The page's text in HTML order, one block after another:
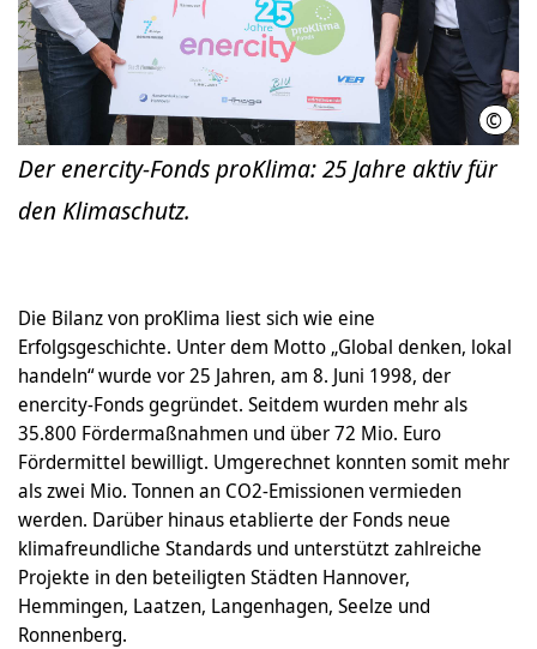
©
Der enercity-Fonds proKlima: 25 Jahre aktiv für
den Klimaschutz.
Die Bilanz von proKlima liest sich wie eine
Erfolgsgeschichte. Unter dem Motto „Global denken, lokal
handeln“ wurde vor 25 Jahren, am 8. Juni 1998, der
enercity-Fonds gegründet. Seitdem wurden mehr als
35.800 Fördermaßnahmen und über 72 Mio. Euro
Fördermittel bewilligt. Umgerechnet konnten somit mehr
als zwei Mio. Tonnen an CO2-Emissionen vermieden
werden. Darüber hinaus etablierte der Fonds neue
klimafreundliche Standards und unterstützt zahlreiche
Projekte in den beteiligten Städten Hannover,
Hemmingen, Laatzen, Langenhagen, Seelze und
Ronnenberg.